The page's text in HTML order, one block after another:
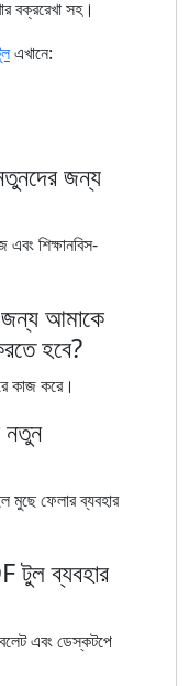
বক্ররেখা সহ।
এখানে:
জন্য
শিক্ষানবিস-
জন্য আমাকে
হবে?
কাজ করে।
নতুন
মুছে ফেলার ব্যবহার
টুল ব্যবহার
এবং ডেস্কটপে